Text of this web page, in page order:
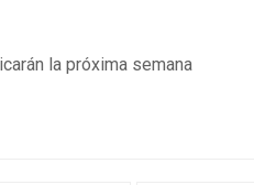
la próxima semana